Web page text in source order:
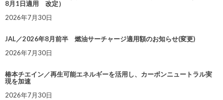
8月1日適用 改定）
2026年7月30日
JAL／2026年8月前半 燃油サーチャージ適用額のお知らせ(変更)
2026年7月30日
椿本チエイン／再生可能エネルギーを活用し、カーボンニュートラル実
現を加速
2026年7月30日